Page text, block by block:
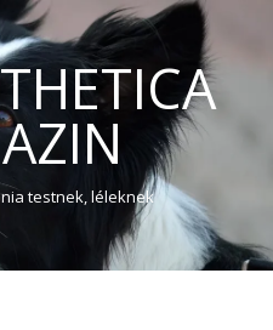
testnek, léleknek